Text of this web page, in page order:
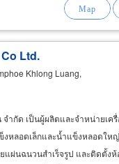
Ltd.
Khlong Luang,
จำกัด เป็นผู้ผลิตและจำหน่ายเค
หลอดเล็กและน้ำแข็งหลอดใหญ่
ผ่นฉนวนสำเร็จรูป และติดตั้ง